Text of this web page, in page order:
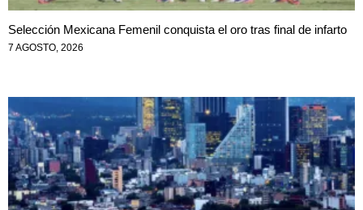
Selección Mexicana Femenil conquista el oro tras final de infarto
7 AGOSTO, 2026